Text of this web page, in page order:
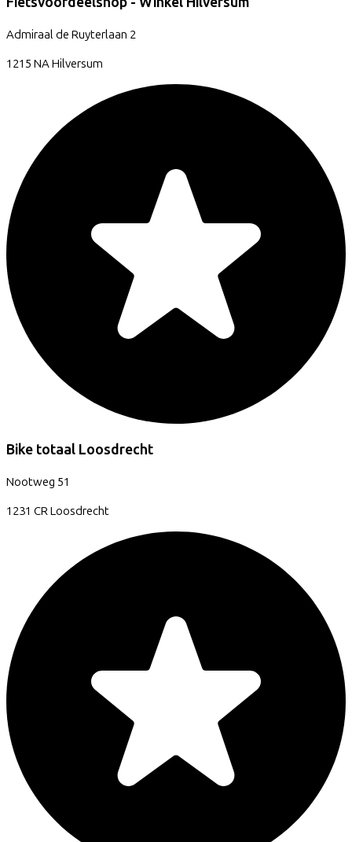
Admiraal de Ruyterlaan 2
1215 NA Hilversum
Bike totaal Loosdrecht
Nootweg 51
1231 CRLoosdrecht